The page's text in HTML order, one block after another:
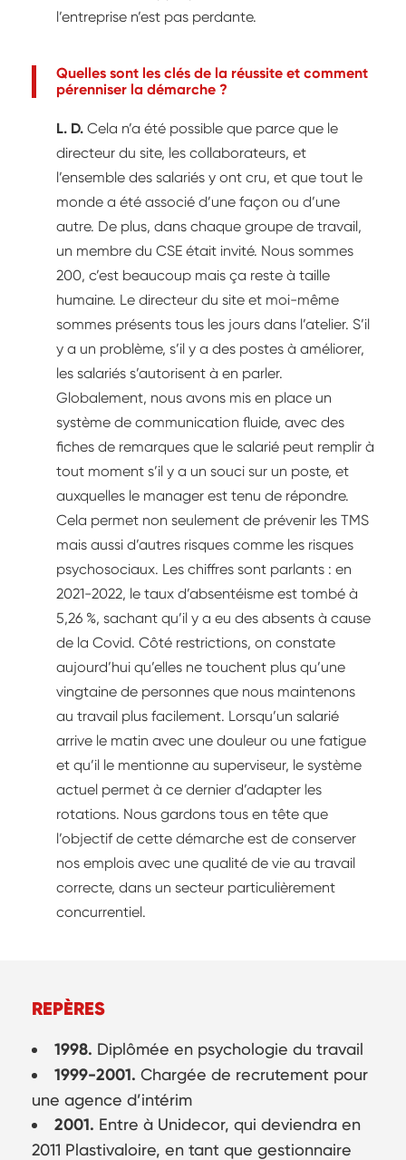
l’entreprise n’est pas perdante.
Quelles sont les clés de la réussite et comment
pérenniser la démarche ?
L. D. Cela n’a été possible que parce que le
directeur du site, les collaborateurs, et
l’ensemble des salariés y ont cru, et que tout le
monde a été associé d’une façon ou d’une
autre. De plus, dans chaque groupe de travail,
un membre du CSE était invité. Nous sommes
200, c’est beaucoup mais ça reste à taille
humaine. Le directeur du site et moi-même
sommes présents tous les jours dans l’atelier. S’il
y a un problème, s’il y a des postes à améliorer,
les salariés s’autorisent à en parler.
Globalement, nous avons mis en place un
système de communication fluide, avec des
fiches de remarques que le salarié peut remplir à
tout moment s’il y a un souci sur un poste, et
auxquelles le manager est tenu de répondre.
Cela permet non seulement de prévenir les TMS
mais aussi d’autres risques comme les risques
psychosociaux. Les chiffres sont parlants : en
2021-2022, le taux d’absentéisme est tombé à
5,26 %, sachant qu’il y a eu des absents à cause
de la Covid. Côté restrictions, on constate
aujourd’hui qu’elles ne touchent plus qu’une
vingtaine de personnes que nous maintenons
au travail plus facilement. Lorsqu’un salarié
arrive le matin avec une douleur ou une fatigue
et qu’il le mentionne au superviseur, le système
actuel permet à ce dernier d’adapter les
rotations. Nous gardons tous en tête que
l’objectif de cette démarche est de conserver
nos emplois avec une qualité de vie au travail
correcte, dans un secteur particulièrement
concurrentiel.
REPÈRES
1998. Diplômée en psychologie du travail
1999-2001. Chargée de recrutement pour
une agence d’intérim
2001. Entre à Unidecor, qui deviendra en
2011 Plastivaloire, en tant que gestionnaire